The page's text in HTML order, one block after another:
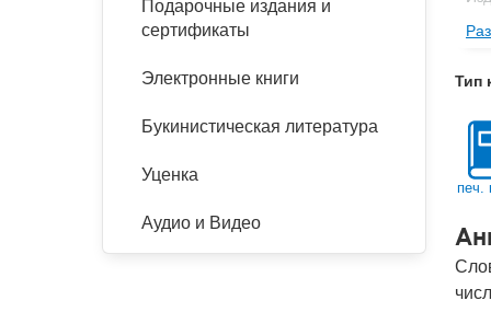
Год
Код
Тип
печ.
Подарочные издания и
сертификаты
Электронные книги
Букинистическая литература
Уценка
Аудио и Видео